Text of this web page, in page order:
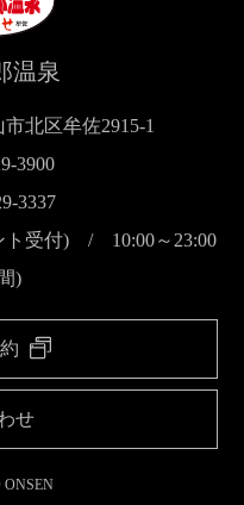
温泉
北区牟佐2915-1
3900
3337
ト受付) / 10:00～23:00
)
せ